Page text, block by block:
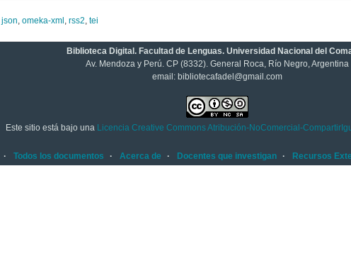
json, omeka-xml , rss2, tei
Biblioteca Digital. Facultad de Lenguas. Universidad Nacional del
Av. Mendoza y Perú. CP (8332). General Roca, Río Negro, Argentina
email: bibliotecafadel@gmail.com
Este sitio está bajo una Licencia Creative Commons Atribución-NoComercial-
Todos los documentos Acerca de Docentes que investigan Recursos